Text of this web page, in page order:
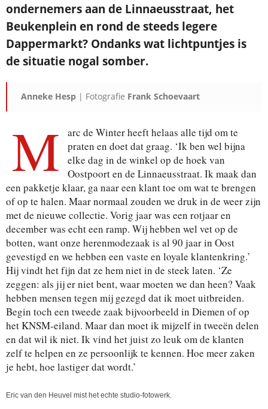
ondernemers aan de Linnaeusstraat, het
Beukenplein en rond de steeds legere
Dappermarkt? Ondanks wat lichtpuntjes is
desituatie nogal somber.
Anneke Hesp | Fotografie Frank Schoevaart
M
arc de Winter heeft helaas alle tijd om te
praten en doet dat graag. ‘Ik ben wel bijna
elke dag in de winkel op de hoek van
Oostpoort en de Linnaeusstraat. Ik maak dan
een pakketje klaar, ga naar een klant toe om wat te brengen
of op te halen. Maar normaal zouden we druk in de weer zijn
met de nieuwe collectie. Vorig jaar was een rotjaar en
december was echt een ramp. Wij hebben wel vet op de
botten, want onze herenmodezaak is al 90 jaar in Oost
gevestigd en we hebben een vaste en loyale klantenkring.’
Hij vindt het fijn dat ze hem niet in de steek laten. ‘Ze
zeggen: als jij er niet bent, waar moeten we dan heen? Vaak
hebben mensen tegen mij gezegd dat ik moet uitbreiden.
Begin toch een tweede zaak bijvoorbeeld in Diemen of op
het KNSM-eiland. Maar dan moet ik mijzelf in tweeën delen
en dat wil ik niet. Ik vind het juist zo leuk om de klanten
zelf te helpen en ze persoonlijk te kennen. Hoe meer zaken
je hebt, hoe lastiger dat wordt.’
Eric van den Heuvel mist het echte studio-fotowerk.